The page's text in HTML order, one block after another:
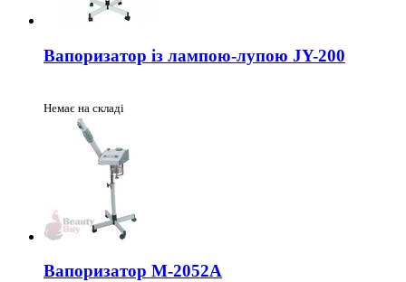
Вапоризатор із лампою-лупою JY-200
Немає на складі
Вапоризатор М-2052А